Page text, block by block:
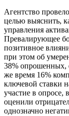
Агентство
целью выяснить,
управления
Превалирующее
позитивное
при этом об
38% опрошенных,
же время 16%
ключевой ставки
участие в опросе,
оценили
однозначно